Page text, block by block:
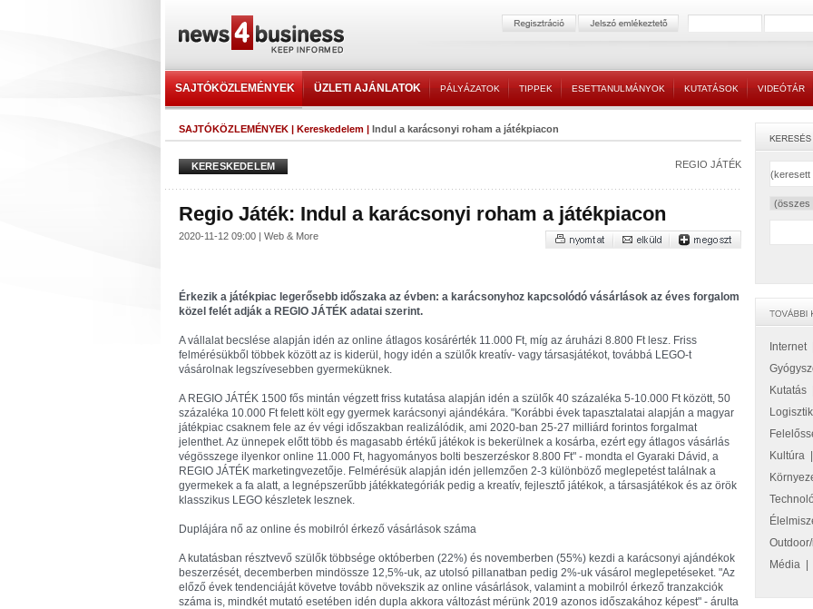
SAJTÓKÖZLEMÉNYEK ÜZLETI AJÁNLATOK PÁLYÁZATOK TIPPEK ESETTANULMÁNYOK KUTATÁSOK VIDEÓTÁR
SAJTÓKÖZLEMÉNYEK | Kereskedelem | Indul a karácsonyi roham a játékpiacon
KERESKEDELEM REGIO JÁTÉK
Regio Játék: Indul a karácsonyi roham a játékpiacon
2020-11-12 09:00 | Web & More
Érkezik a játékpiac legerősebb időszaka az évben: a karácsonyhoz kapcsolódó vásárlások az éves forgalom
közel felét adják a REGIO JÁTÉK adatai szerint.
A vállalat becslése alapján idén az online átlagos kosárérték 11.000 Ft, míg az áruházi 8.800 Ft lesz. Friss
felmérésükből többek között az is kiderül, hogy idén a szülők kreatív- vagy társasjátékot, továbbá LEGO-t
vásárolnak legszívesebben gyermeküknek.
A REGIO JÁTÉK 1500 fős mintán végzett friss kutatása alapján idén a szülők 40 százaléka 5-10.000 Ft között, 50
százaléka 10.000 Ft felett költ egy gyermek karácsonyi ajándékára. "Korábbi évek tapasztalatai alapján a magyar
játékpiac csaknem fele az év végi időszakban realizálódik, ami 2020-ban 25-27 milliárd forintos forgalmat
jelenthet. Az ünnepek előtt több és magasabb értékű játékok is bekerülnek a kosárba, ezért egy átlagos vásárlás
végösszege ilyenkor online 11.000 Ft, hagyományos bolti beszerzéskor 8.800 Ft" - mondta el Gyaraki Dávid, a
REGIO JÁTÉK marketingvezetője. Felmérésük alapján idén jellemzően 2-3 különböző meglepetést találnak a
gyermekek a fa alatt, a legnépszerűbb játékkategóriák pedig a kreatív, fejlesztő játékok, a társasjátékok és az örök
klasszikus LEGO készletek lesznek.
Duplájára nő az online és mobilról érkező vásárlások száma
A kutatásban résztvevő szülők többsége októberben (22%) és novemberben (55%) kezdi a karácsonyi ajándékok
beszerzését, decemberben mindössze 12,5%-uk, az utolsó pillanatban pedig 2%-uk vásárol meglepetéseket. "Az
előző évek tendenciáját követve tovább növekszik az online vásárlások, valamint a mobilról érkező tranzakciók
száma is, mindkét mutató esetében idén dupla akkora változást mérünk 2019 azonos időszakához képest" - árulta
Internet|
Kutatás
Kultúra
Média